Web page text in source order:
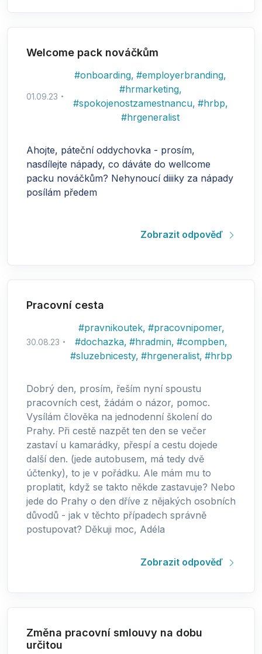
Welcome pack nováčkům
01.09.23
#onboarding, #employerbranding,
#hrmarketing,
#spokojenostzamestnancu, #hrbp,
#hrgeneralist
Ahojte, páteční oddychovka - prosím,
nasdílejte nápady, co dáváte do wellcome
packu nováčkům? Nehynoucí diiiky za nápady
posílám předem
Zobrazit odpověď
Pracovní cesta
30.08.23
#pravnikoutek, #pracovnipomer,
#dochazka, #hradmin, #compben,
#sluzebnicesty, #hrgeneralist, #hrbp
Dobrý den, prosím, řeším nyní spoustu
pracovních cest, žádám o názor, pomoc.
Vysílám člověka na jednodenní školení do
Prahy. Při cestě nazpět ten den se večer
zastaví u kamarádky, přespí a cestu dojede
další den. (jede autobusem, má tedy dvě
účtenky), to je v pořádku. Ale mám mu to
proplatit, když se takto někde zastavuje? Nebo
jede do Prahy o den dříve z nějakých osobních
důvodů - jak v těchto případech správně
postupovat? Děkuji moc, Adéla
Zobrazit odpověď
Změna pracovní smlouvy na dobu
určitou